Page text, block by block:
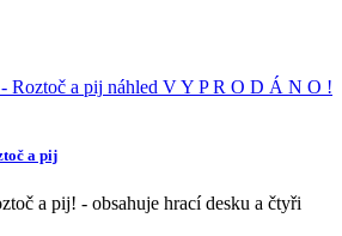
náhled V Y P R O D Á N O !
a pij
a pij! - obsahuje hrací desku a čtyři